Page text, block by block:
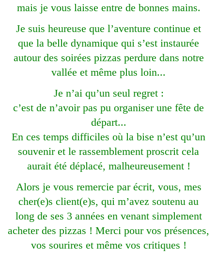
mais je vous laisse entre de bonnes mains.
Je suis heureuse que l’aventure continue et
que la belle dynamique qui s’est instaurée
autour des soirées pizzas perdure dans notre
vallée et même plus loin...
Je n’ai qu’un seul regret :
c’est de n’avoir pas pu organiser une fête de
départ...
En ces temps difficiles où la bise n’est qu’un
souvenir et le rassemblement proscrit cela
aurait été déplacé, malheureusement !
Alors je vous remercie par écrit, vous, mes
cher(e)s client(e)s, qui m’avez soutenu au
long de ses 3 années en venant simplement
acheter des pizzas ! Merci pour vos présences,
vos sourires et même vos critiques !